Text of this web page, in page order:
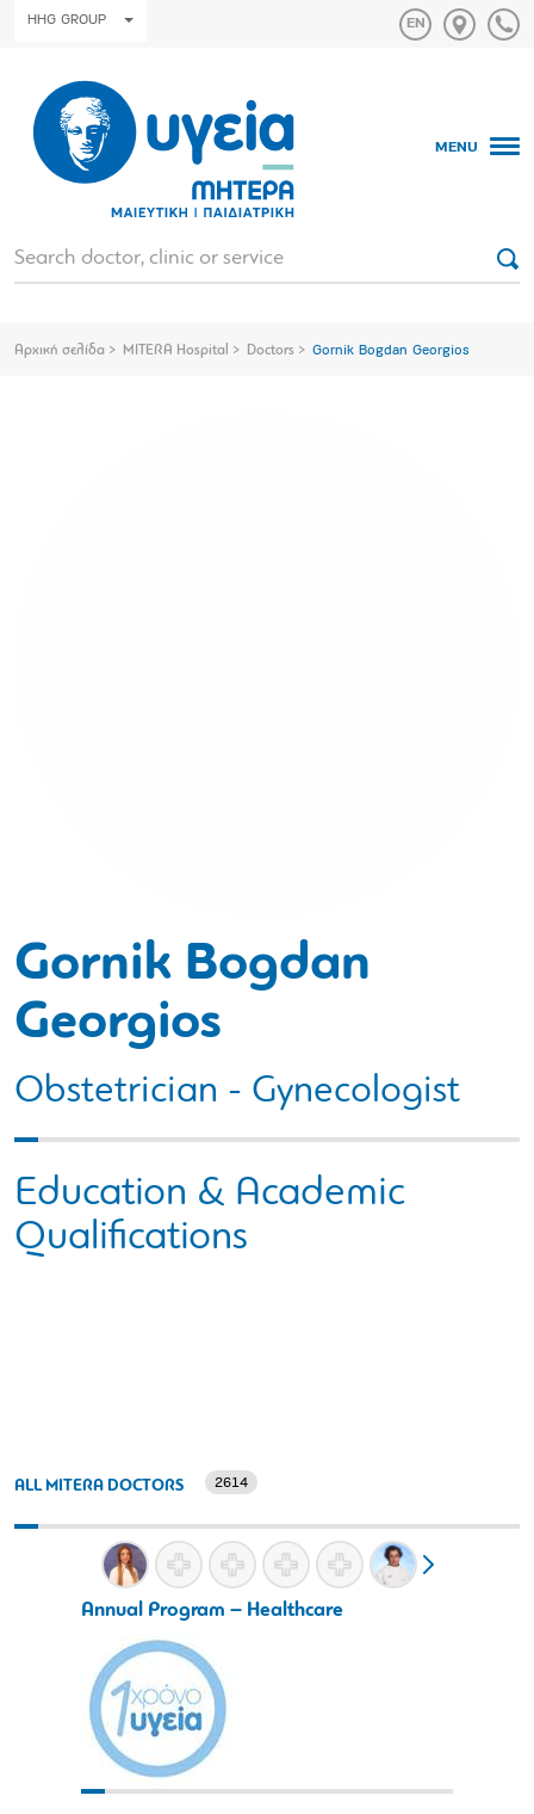
HHG GROUP
MENU
Αρχική σελίδα MITERA Hospital Doctors Gornik Bogdan Georgios
Gornik Bogdan
Georgios
Obstetrician - Gynecologist
Education & Academic
Qualifications
ALL MITERA DOCTORS 2614
Annual Program – Healthcare